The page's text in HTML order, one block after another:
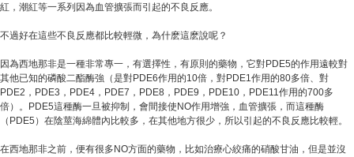
紅，潮紅等一系列因為血管擴張而引起的不良反應。
不過好在這些不良反應都比較輕微，為什麽這麽說呢？
因為西地那非是一種非常專一，有選擇性，有原則的藥物，它對PDE5的作用遠較對
其他已知的磷酸二酯酶強（是對PDE6作用的10倍，對PDE1作用的80多倍、對
PDE2，PDE3，PDE4，PDE7，PDE8，PDE9，PDE10，PDE11作用的700多
倍）。PDE5這種酶一旦被抑制，會間接使NO作用增強，血管擴張，而這種酶
（PDE5）在陰莖海綿體內比較多，在其他地方很少，所以引起的不良反應比較輕。
在西地那非之前，便有很多NO方面的藥物，比如治療心絞痛的硝酸甘油，但是並沒